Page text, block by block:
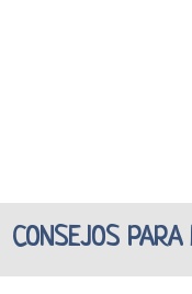
CONSEJOS